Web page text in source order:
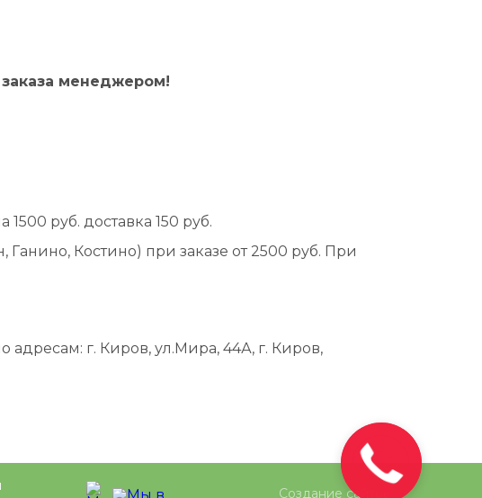
менеджером!
руб. доставка 150 руб.
Костино) при заказе от 2500 руб. При
г. Киров, ул.Мира, 44А, г. Киров,
Создание сайтов